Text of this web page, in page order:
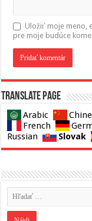
Uložiť moje meno,
pre moje budúce
Translate page
Arabic
French
Russian
Slovak